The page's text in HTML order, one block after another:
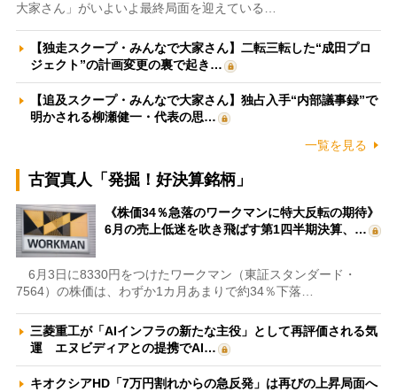
大家さん」がいよいよ最終局面を迎えている…
【独走スクープ・みんなで大家さん】二転三転した“成田プロ
ジェクト”の計画変更の裏で起き…
【追及スクープ・みんなで大家さん】独占入手“内部議事録”で
明かされる柳瀬健一・代表の思…
一覧を見る
古賀真人「発掘！好決算銘柄」
《株価34％急落のワークマンに特大反転の期待》
6月の売上低迷を吹き飛ばす第1四半期決算、…
6月3日に8330円をつけたワークマン（東証スタンダード・
7564）の株価は、わずか1カ月あまりで約34％下落…
三菱重工が「AIインフラの新たな主役」として再評価される気
運 エヌビディアとの提携でAI…
キオクシアHD「7万円割れからの急反発」は再びの上昇局面へ